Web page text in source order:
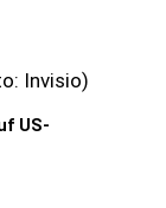
Invisio)
US-